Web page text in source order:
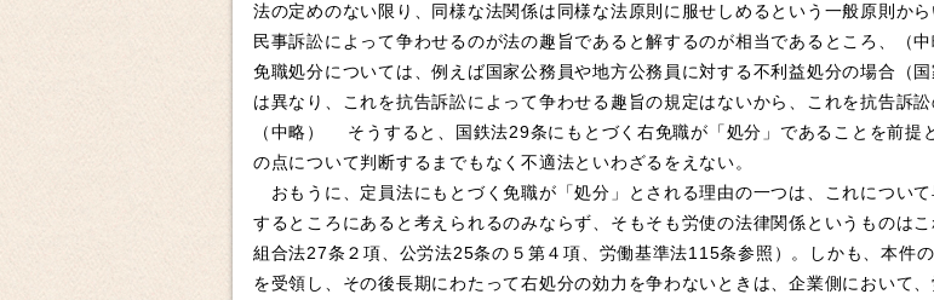
法の定めのない限り、同様な法関係は同様な法原則に服せしめるという一般原則か
民事訴訟によって争わせるのが法の趣旨であると解するのが相当であるところ、（
免職処分については、例えば国家公務員や地方公務員に対する不利益処分の場合（
は異なり、これを抗告訴訟によって争わせる趣旨の規定はないから、これを抗告訴
（中略） そうすると、国鉄法29条にもとづく右免職が「処分」であることを前提
の点について判断するまでもなく不適法といわざるをえない。
おもうに、定員法にもとづく免職が「処分」とされる理由の一つは、これについ
するところにあると考えられるのみならず、そもそも労使の法律関係というものは
組合法27条２項、公労法25条の５第４項、労働基準法115条参照）。しかも、本件
を受領し、その後長期にわたって右処分の効力を争わないときは、企業側において